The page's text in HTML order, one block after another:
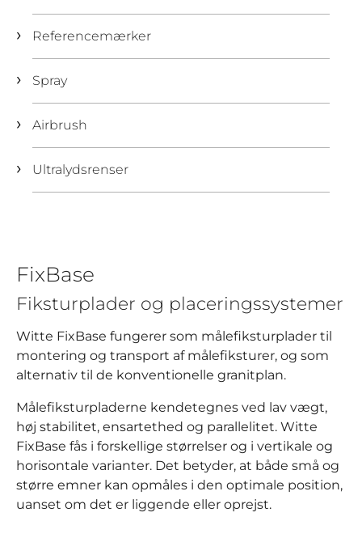
FixBase
Fiksturplader og placeringssystemer
Witte FixBase fungerer som målefiksturplader til
montering og transport af målefiksturer, og som
alternativ til de konventionelle granitplan.
Målefiksturpladerne kendetegnes ved lav vægt,
høj stabilitet, ensartethed og parallelitet. Witte
FixBase fås i forskellige størrelser og i vertikale og
horisontale varianter. Det betyder, at både små og
større emner kan opmåles i den optimale position,
uanset om det er liggende eller oprejst.
Referencemærker
Spray
Airbrush
Ultralydsrenser